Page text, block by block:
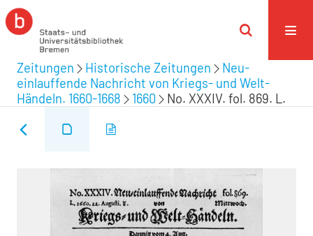
Zeitungen Historische Zeitungen
Neu-
einlauffende Nachricht von Kriegs- und Welt-
Händeln. 1660-1668
1660 No. XXXIV. fol. 869. L.